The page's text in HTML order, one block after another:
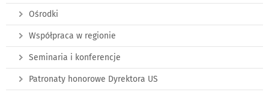
Ośrodki
Współpraca w regionie
Seminaria i konferencje
Patronaty honorowe Dyrektora US